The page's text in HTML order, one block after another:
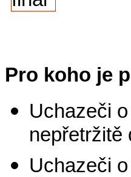
Pro koho je
Uchazeči
nepřetržitě
Uchazeči